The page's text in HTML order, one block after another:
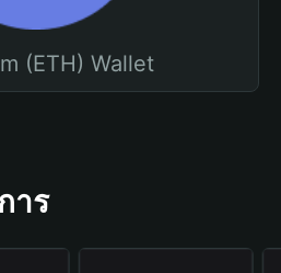
(ETH) Wallet
าร